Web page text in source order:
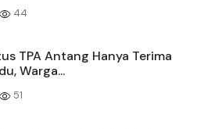
44
TPA Antang Hanya Terima
Warga...
51